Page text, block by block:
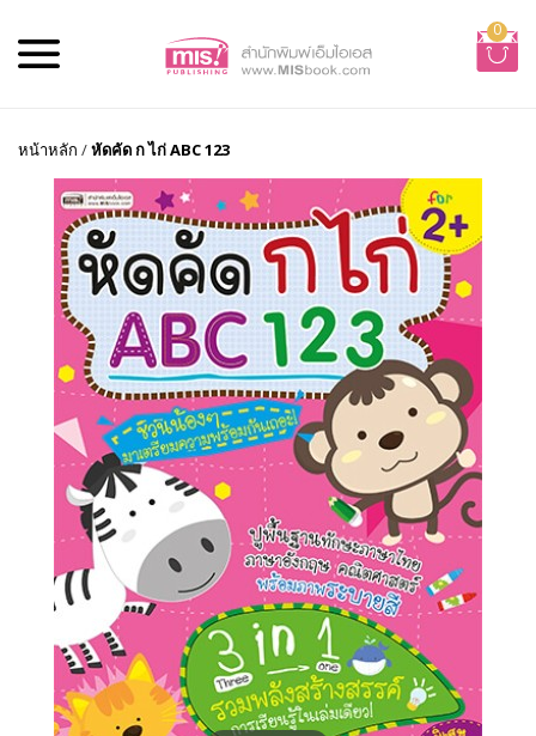
0
หน้าหลัก /หัดคัด ก ไก่ ABC 123